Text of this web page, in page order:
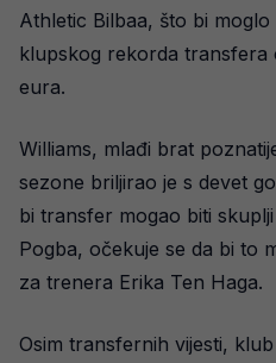
Athletic Bilbaa, što bi
klupskog rekorda transfera
eura.
Williams, mlađi brat
sezone briljirao je s devet
bi transfer mogao biti
Pogba, očekuje se da bi to
za trenera Erika Ten Haga.
Osim transfernih vijesti,